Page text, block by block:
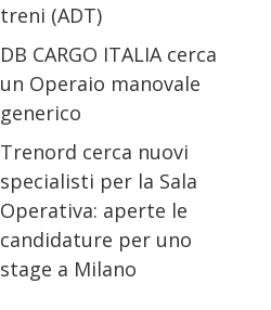
treni (ADT)
DB CARGO ITALIA cerca
un Operaio manovale
generico
Trenord cerca nuovi
specialisti per la Sala
Operativa: aperte le
candidature per uno
stage a Milano